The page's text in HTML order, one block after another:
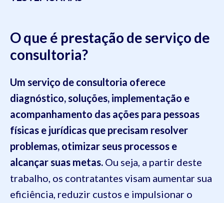
O que é prestação de serviço de
consultoria?
Um serviço de consultoria oferece
diagnóstico, soluções, implementação e
acompanhamento das ações para pessoas
físicas e jurídicas que precisam resolver
problemas, otimizar seus processos e
alcançar suas metas. Ou seja, a partir deste
trabalho, os contratantes visam aumentar sua
eficiência, reduzir custos e impulsionar o